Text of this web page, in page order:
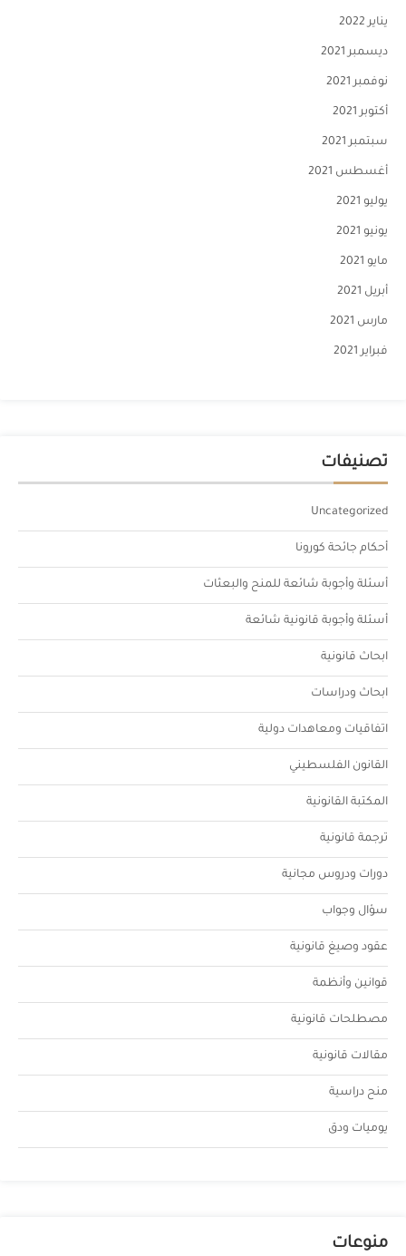
يناير 2022
ديسمبر 2021
نوفمبر 2021
أكتوبر 2021
سبتمبر 2021
أغسطس 2021
يوليو 2021
يونيو 2021
مايو 2021
أبريل 2021
مارس 2021
فبراير 2021
تصنيفات
Uncategorized
أحكام جائحة كورونا
أسئلة وأجوبة شائعة للمنح والبعثات
أسئلة وأجوبة قانونية شائعة
ابحاث قانونية
ابحاث ودراسات
اتفاقيات ومعاهدات دولية
القانون الفلسطيني
المكتبة القانونية
ترجمة قانونية
دورات ودروس مجانية
سؤال وجواب
عقود وصيغ قانونية
قوانين وأنظمة
مصطلحات قانونية
مقالات قانونية
منح دراسية
يوميات ودق
منوعات